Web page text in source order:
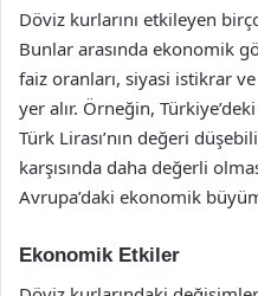
Döviz kurlarını etkileyen
Bunlar arasında ekonomik
faiz oranları, siyasi istikrar
yer alır. Örneğin,
Türk Lirası’nın değeri
karşısında daha değerli
Avrupa’daki ekonomik
Ekonomik Etkiler